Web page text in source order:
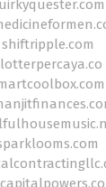
shiftripple.com